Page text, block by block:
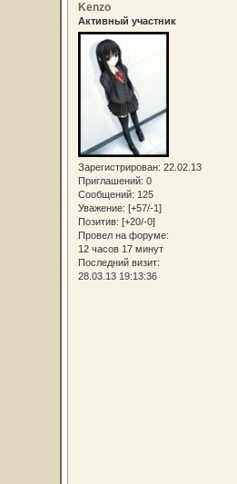
Kenzo
Активный участник
Зарегистрирован: 22.02.13
Приглашений: 0
Сообщений: 125
Уважение: [+57/-1]
Позитив: [+20/-0]
Провел на форуме:
12 часов 17 минут
Последний визит:
28.03.13 19:13:36